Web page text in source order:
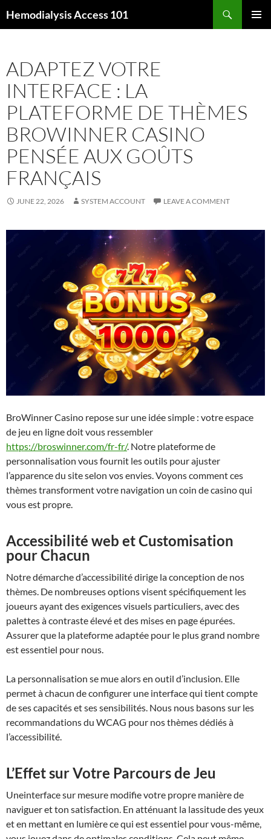
toHemodialysis Access 101
ADAPTEZ VOTRE
INTERFACE : LA
PLATEFORME DE THÈMES
BROWINNER CASINO
PENSÉE AUX GOÛTS
FRANÇAIS
JUNE 22, 2026 SYSTEM ACCOUNT LEAVE A COMMENT
BroWinner Casino repose sur une idée simple : votre espace
de jeu en ligne doit vous ressembler
https://broswinner.com/fr-fr/. Notre plateforme de
personnalisation vous fournit les outils pour ajuster
l’apparence du site selon vos envies. Voyons comment ces
thèmes transforment votre navigation un coin de casino qui
vous est propre.
Accessibilité web et Customisation
pour Chacun
Notre démarche d’accessibilité dirige la conception de nos
thèmes. De nombreuses options visent spécifiquement les
joueurs ayant des exigences visuels particuliers, avec des
palettes à contraste élevé et des mises en page épurées.
Assurer que la plateforme adaptée pour le plus grand nombre
est essentiel pour nous.
La personnalisation se mue alors en outil d’inclusion. Elle
permet à chacun de configurer une interface qui tient compte
de ses capacités et ses sensibilités. Nous nous basons sur les
recommandations du WCAG pour nos thèmes dédiés à
l’accessibilité.
L’Effet sur Votre Parcours de Jeu
Uneinterface sur mesure modifie votre propre manière de
naviguer et ton satisfaction. En atténuant la lassitude des yeux
et en mettant en lumière ce qui est essentiel pour vous-même,